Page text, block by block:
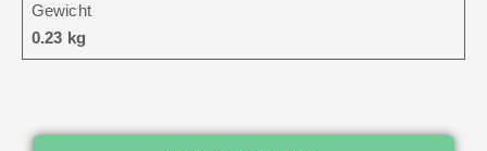
Gewicht
0.23 kg